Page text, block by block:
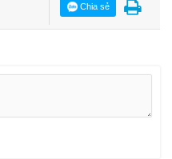
Chia sẻ